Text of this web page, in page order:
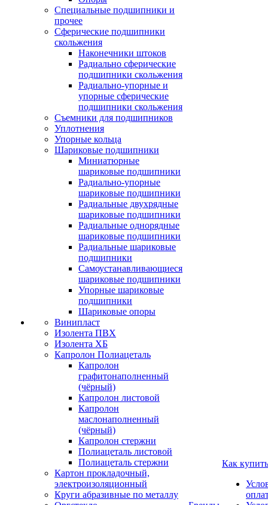
Специальные подшипники и
прочее
Сферические подшипники
скольжения
Наконечники штоков
Радиально сферические
подшипники скольжения
Радиально-упорные и
упорные сферические
подшипники скольжения
Съемники для подшипников
Уплотнения
Упорные кольца
Шариковые подшипники
Миниатюрные
шариковые подшипники
Радиально-упорные
шариковые подшипники
Радиальные двухрядные
шариковые подшипники
Радиальные однорядные
шариковые подшипники
Радиальные шариковые
подшипники
Самоустанавливающиеся
шариковые подшипники
Упорные шариковые
подшипники
Шариковые опоры
Винипласт
Изолента ПВХ
Изолента ХБ
Капролон Полиацеталь
Капролон
графитонаполненный
(чёрный)
Капролон листовой
Капролон
маслонаполненный
(чёрный)
Капролон стержни
Полиацеталь листовой
Полиацеталь стержни
Картон прокладочный,
электроизоляционный
Круги абразивные по металлу
Как купить